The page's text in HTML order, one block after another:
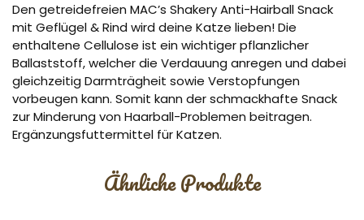
Den getreidefreien MAC’s Shakery Anti-Hairball Snack
mit Geflügel & Rind wird deine Katze lieben! Die
enthaltene Cellulose ist ein wichtiger pflanzlicher
Ballaststoff, welcher die Verdauung anregen und dabei
gleichzeitig Darmträgheit sowie Verstopfungen
vorbeugen kann. Somit kann der schmackhafte Snack
zur Minderung von Haarball-Problemen beitragen.
Ergänzungsfuttermittel für Katzen.
Ähnliche Produkte